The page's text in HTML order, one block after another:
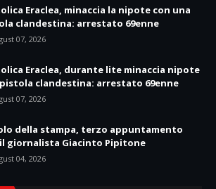
Eraclea, minaccia la nipote con una
clandestina: arrestato 69enne
07, 2026
Eraclea, durante lite minaccia nipote
clandestina: arrestato 69enne
07, 2026
della stampa, terzo appuntamento
giornalista Giacinto Pipitone
04, 2026